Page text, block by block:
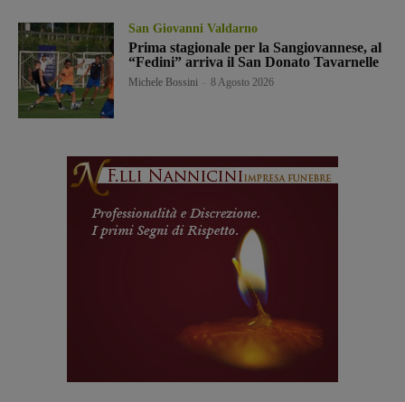
San Giovanni Valdarno
Prima stagionale per la Sangiovannese, al
“Fedini” arriva il San Donato Tavarnelle
Michele Bossini 8 Agosto 2026